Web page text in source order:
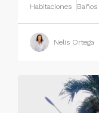
Habitaciones Baños
Nelis Ortega